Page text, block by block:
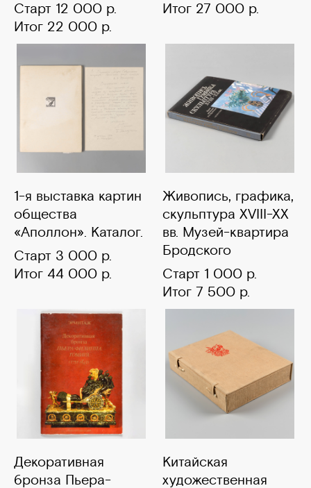
Старт 12 000 р.
Итог 22 000 р.
Итог 27 000 р.
1-я выставка картин
общества
«Аполлон». Каталог.
Старт 3 000 р.
Итог 44 000 р.
Живопись, графика,
скульптура XVIII-XX
вв. Музей-квартира
Бродского
Старт 1 000 р.
Итог 7 500 р.
Декоративная
бронза Пьера-
Китайская
художественная